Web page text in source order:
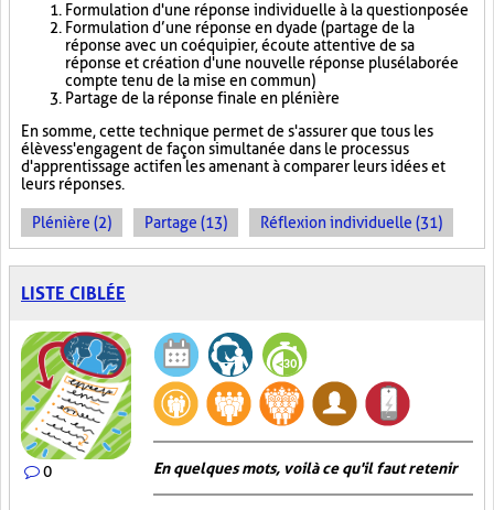
Formulation d'une réponse individuelle à la question posée
Formulation d’une réponse en dyade (partage de la
réponse avec un coéquipier, écoute attentive de sa
réponse et création d'une nouvelle réponse plus élaborée
compte tenu de la mise en commun)
Partage de la réponse finale en plénière
En somme, cette technique permet de s'assurer que tous les
élèves s'engagent de façon simultanée dans le processus
d'apprentissage actif en les amenant à comparer leurs idées et
leurs réponses.
Plénière (2) Partage (13) Réflexion individuelle (31)
LISTE CIBLÉE
0 En quelques mots, voilà ce qu'il faut retenir